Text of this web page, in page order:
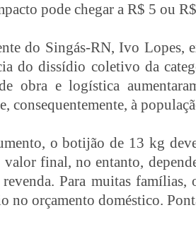
pode chegar a R$ 5 ou
do Singás-RN, Ivo Lopes,
do dissídio coletivo da
obra e logística
consequentemente, à
o botijão de 13 kg
valor final, no entanto,
Para muitas famílias,
no orçamento doméstico.